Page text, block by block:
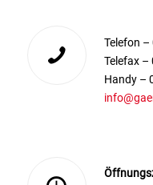
Telefon
Telefax
Handy –